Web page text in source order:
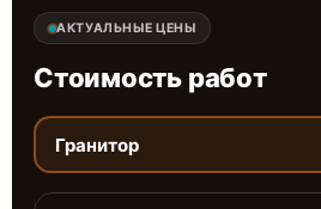
АКТУАЛЬНЫЕ ЦЕНЫ
Стоимость работ
Гранитор